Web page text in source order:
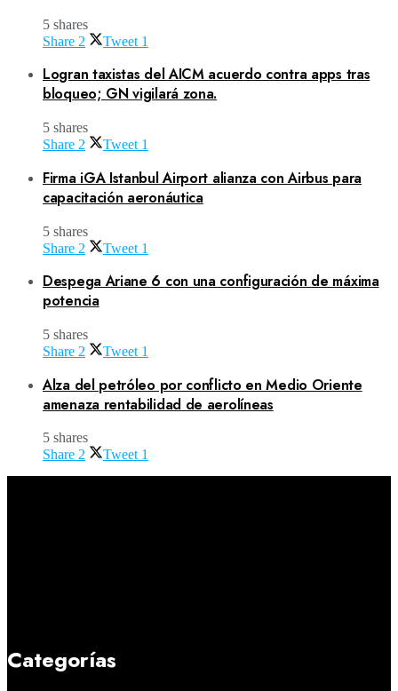
5 shares
Share 2 Tweet 1
Logran taxistas del AICM acuerdo contra apps tras
bloqueo; GN vigilará zona.
5 shares
Share 2 Tweet 1
Firma iGA Istanbul Airport alianza con Airbus para
capacitación aeronáutica
5 shares
Share 2 Tweet 1
Despega Ariane 6 con una configuración de máxima
potencia
5 shares
Share 2 Tweet 1
Alza del petróleo por conflicto en Medio Oriente
amenaza rentabilidad de aerolíneas
5 shares
Share 2 Tweet 1
Categorías